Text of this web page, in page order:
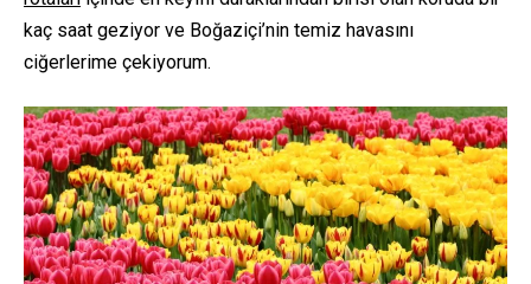
kaç saat geziyor ve Boğaziçi’nin temiz havasını
ciğerlerime çekiyorum.